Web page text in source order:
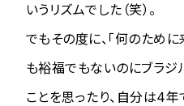
いうリズムでした（笑）。
でもその度に、「何のために
も裕福でもないのにブラジ
ことを思ったり、自分は4